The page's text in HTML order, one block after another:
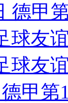
德甲
球友
球友
甲